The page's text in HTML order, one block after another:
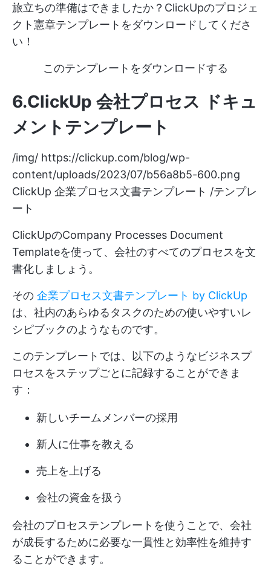
旅立ちの準備はできましたか？ClickUpのプロジェ
クト憲章テンプレートをダウンロードしてくださ
い！
このテンプレートをダウンロードする
6.ClickUp 会社プロセス ドキュ
メントテンプレート
/img/ https://clickup.com/blog/wp-
content/uploads/2023/07/b56a8b5-600.png
ClickUp 企業プロセス文書テンプレート /テンプレ
ート
ClickUpのCompany Processes Document
Templateを使って、会社のすべてのプロセスを文
書化しましょう。
その 企業プロセス文書テンプレート by ClickUp
は、社内のあらゆるタスクのための使いやすいレ
シピブックのようなものです。
このテンプレートでは、以下のようなビジネスプ
ロセスをステップごとに記録することができま
す：
新しいチームメンバーの採用
新人に仕事を教える
売上を上げる
会社の資金を扱う
会社のプロセステンプレートを使うことで、会社
が成長するために必要な一貫性と効率性を維持す
ることができます。